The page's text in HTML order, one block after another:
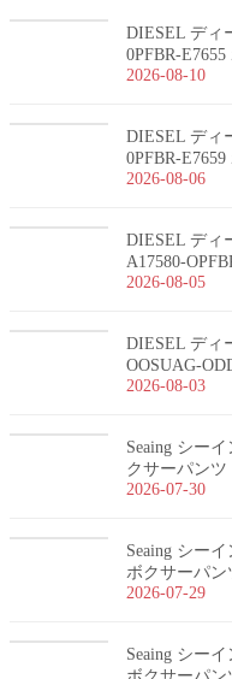
DIESEL ディ
0PFBR-
2026-08-10
DIESEL ディ
0PFBR-
2026-08-06
DIESEL ディ
A17580-
2026-08-05
DIESEL ディ
OOSUAG-
2026-08-03
Seaing シー
クサーパンツ
2026-07-30
Seaing シー
ボクサーパン
2026-07-29
Seaing シー